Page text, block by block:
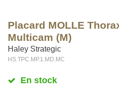
Placard MOLLE
Multicam (M)
Haley Strategic
HS.TPC.MP.1.MD.MC
En stock